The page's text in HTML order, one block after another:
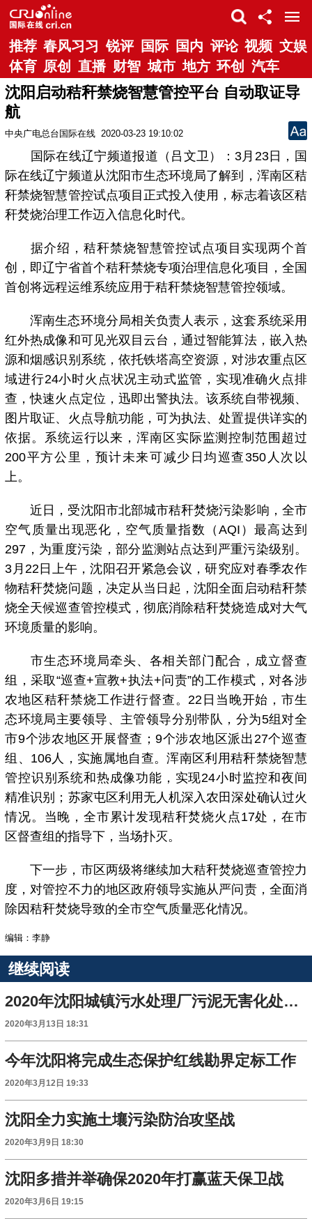
推荐 春风习习 锐评 国际 国内 评论 视频 文娱
体育 原创 直播 财智 城市 地方 环创 汽车
沈阳启动秸秆禁烧智慧管控平台 自动取证导
航
中央广电总台国际在线 2020-03-23 19:10:02
国际在线辽宁频道报道（吕文卫）：3月23日，国
际在线辽宁频道从沈阳市生态环境局了解到，浑南区秸
秆禁烧智慧管控试点项目正式投入使用，标志着该区秸
秆焚烧治理工作迈入信息化时代。
据介绍，秸秆禁烧智慧管控试点项目实现两个首
创，即辽宁省首个秸秆禁烧专项治理信息化项目，全国
首创将远程运维系统应用于秸秆禁烧智慧管控领域。
浑南生态环境分局相关负责人表示，这套系统采用
红外热成像和可见光双目云台，通过智能算法，嵌入热
源和烟感识别系统，依托铁塔高空资源，对涉农重点区
域进行24小时火点状况主动式监管，实现准确火点排
查，快速火点定位，迅即出警执法。该系统自带视频、
图片取证、火点导航功能，可为执法、处置提供详实的
依据。系统运行以来，浑南区实际监测控制范围超过
200平方公里，预计未来可减少日均巡查350人次以
上。
近日，受沈阳市北部城市秸秆焚烧污染影响，全市
空气质量出现恶化，空气质量指数（AQI）最高达到
297，为重度污染，部分监测站点达到严重污染级别。
3月22日上午，沈阳召开紧急会议，研究应对春季农作
物秸秆焚烧问题，决定从当日起，沈阳全面启动秸秆禁
烧全天候巡查管控模式，彻底消除秸秆焚烧造成对大气
环境质量的影响。
市生态环境局牵头、各相关部门配合，成立督查
组，采取“巡查+宣教+执法+问责”的工作模式，对各涉
农地区秸秆禁烧工作进行督查。22日当晚开始，市生
态环境局主要领导、主管领导分别带队，分为5组对全
市9个涉农地区开展督查；9个涉农地区派出27个巡查
组、106人，实施属地自查。浑南区利用秸秆禁烧智慧
管控识别系统和热成像功能，实现24小时监控和夜间
精准识别；苏家屯区利用无人机深入农田深处确认过火
情况。当晚，全市累计发现秸秆焚烧火点17处，在市
区督查组的指导下，当场扑灭。
下一步，市区两级将继续加大秸秆焚烧巡查管控力
度，对管控不力的地区政府领导实施从严问责，全面消
除因秸秆焚烧导致的全市空气质量恶化情况。
编辑：李静
继续阅读
2020年沈阳城镇污水处理厂污泥无害化处置率稳定达到90%以上
2020年3月13日 18:31
今年沈阳将完成生态保护红线勘界定标工作
2020年3月12日 19:33
沈阳全力实施土壤污染防治攻坚战
2020年3月9日 18:30
沈阳多措并举确保2020年打赢蓝天保卫战
2020年3月6日 19:15